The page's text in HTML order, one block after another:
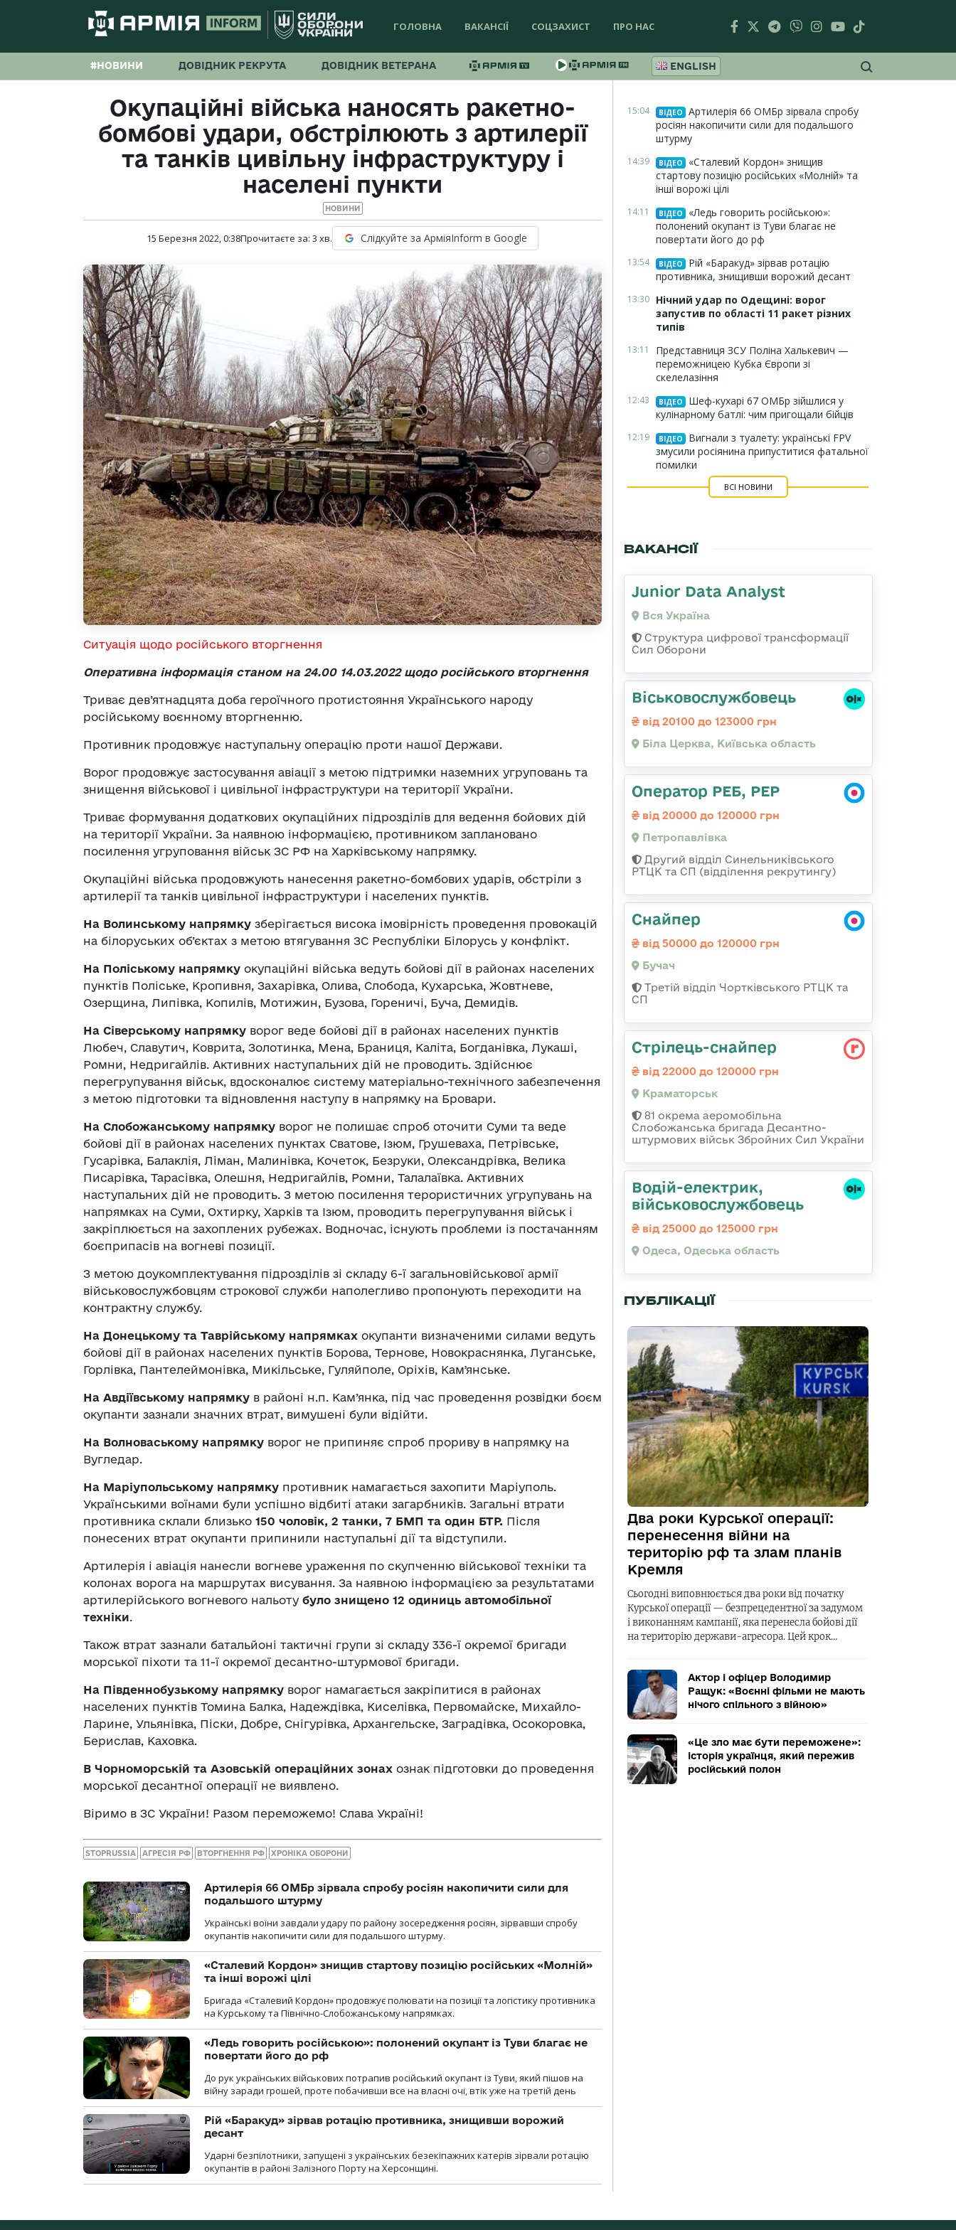
ГОЛОВНА ВАКАНСІЇ СОЦЗАХИСТ ПРО НАС
#НОВИНИ ДОВІДНИК РЕКРУТА ДОВІДНИК ВЕТЕРАНА ENGLISH
Окупаційні війська наносять ракетно-
бомбові удари, обстрілюють з артилерії
та танків цивільну інфраструктуру і
населені пункти
НОВИНИ
15 Березня 2022, 0:38Прочитаєте за: 3 хв. Слідкуйте за АрміяInform в Google
Ситуація щодо російського вторгнення
Оперативна інформація станом на 24.00 14.03.2022 щодо російського вторгнення
Триває дев’ятнадцята доба героїчного протистояння Українського народу
російському воєнному вторгненню.
Противник продовжує наступальну операцію проти нашої Держави.
Ворог продовжує застосування авіації з метою підтримки наземних угруповань та
знищення військової і цивільної інфраструктури на території України.
Триває формування додаткових окупаційних підрозділів для ведення бойових дій
на території України. За наявною інформацією, противником заплановано
посилення угруповання військ ЗС РФ на Харківському напрямку.
Окупаційні війська продовжують нанесення ракетно-бомбових ударів, обстріли з
артилерії та танків цивільної інфраструктури і населених пунктів.
На Волинському напрямку зберігається висока імовірність проведення провокацій
на білоруських об’єктах з метою втягування ЗС Республіки Білорусь у конфлікт.
На Поліському напрямку окупаційні війська ведуть бойові дії в районах населених
пунктів Поліське, Кропивня, Захарівка, Олива, Слобода, Кухарська, Жовтневе,
Озерщина, Липівка, Копилів, Мотижин, Бузова, Гореничі, Буча, Демидів.
На Сіверському напрямку ворог веде бойові дії в районах населених пунктів
Любеч, Славутич, Коврита, Золотинка, Мена, Браниця, Каліта, Богданівка, Лукаші,
Ромни, Недригайлів. Активних наступальних дій не проводить. Здійснює
перегрупування військ, вдосконалює систему матеріально-технічного забезпечення
з метою підготовки та відновлення наступу в напрямку на Бровари.
На Слобожанському напрямку ворог не полишає спроб оточити Суми та веде
бойові дії в районах населених пунктах Сватове, Ізюм, Грушеваха, Петрівське,
Гусарівка, Балаклія, Ліман, Малинівка, Кочеток, Безруки, Олександрівка, Велика
Писарівка, Тарасівка, Олешня, Недригайлів, Ромни, Талалаївка. Активних
наступальних дій не проводить. З метою посилення терористичних угрупувань на
напрямках на Суми, Охтирку, Харків та Ізюм, проводить перегрупування військ і
закріплюється на захоплених рубежах. Водночас, існують проблеми із постачанням
боєприпасів на вогневі позиції.
З метою доукомплектування підрозділів зі складу 6-ї загальновійськової армії
військовослужбовцям строкової служби наполегливо пропонують переходити на
контрактну службу.
На Донецькому та Таврійському напрямках окупанти визначеними силами ведуть
бойові дії в районах населених пунктів Борова, Тернове, Новокраснянка, Луганське,
Горлівка, Пантелеймонівка, Микільське, Гуляйполе, Оріхів, Камʼянське.
На Авдіївському напрямку в районі н.п. Кам’янка, під час проведення розвідки боєм
окупанти зазнали значних втрат, вимушені були відійти.
На Волноваському напрямку ворог не припиняє спроб прориву в напрямку на
Вугледар.
На Маріупольському напрямку противник намагається захопити Маріуполь.
Українськими воїнами були успішно відбиті атаки загарбників. Загальні втрати
противника склали близько 150 чоловік, 2 танки, 7 БМП та один БТР. Після
понесених втрат окупанти припинили наступальні дії та відступили.
Артилерія і авіація нанесли вогневе ураження по скупченню військової техніки та
колонах ворога на маршрутах висування. За наявною інформацією за результатами
артилерійського вогневого нальоту було знищено 12 одиниць автомобільної
техніки.
Також втрат зазнали батальйоні тактичні групи зі складу 336-ї окремої бригади
морської піхоти та 11-ї окремої десантно-штурмової бригади.
На Південнобузькому напрямку ворог намагається закріпитися в районах
населених пунктів Томина Балка, Надеждівка, Киселівка, Первомайске, Михайло-
Ларине, Ульянівка, Піски, Добре, Снігурівка, Архангельске, Заградівка, Осокоровка,
Берислав, Каховка.
В Чорноморській та Азовській операційних зонах ознак підготовки до проведення
морської десантної операції не виявлено.
Віримо в ЗС України! Разом переможемо! Слава Україні!
STOPRUSSIA АГРЕСІЯ РФ ВТОРГНЕННЯ РФ ХРОНІКА ОБОРОНИ
Артилерія 66 ОМБр зірвала спробу росіян накопичити сили для
подальшого штурму
Українські воїни завдали удару по району зосередження росіян, зірвавши спробу
окупантів накопичити сили для подальшого штурму.
«Сталевий Кордон» знищив стартову позицію російських «Молній»
та інші ворожі цілі
Бригада «Сталевий Кордон» продовжує полювати на позиції та логістику противника
на Курському та Північно-Слобожанському напрямках.
«Ледь говорить російською»: полонений окупант із Туви благає не
повертати його до рф
До рук українських військових потрапив російський окупант із Туви, який пішов на
війну заради грошей, проте побачивши все на власні очі, втік уже на третій день
Рій «Баракуд» зірвав ротацію противника, знищивши ворожий
десант
Ударні безпілотники, запущені з українських безекіпажних катерів зірвали ротацію
окупантів в районі Залізного Порту на Херсонщині.
15:04 ВІДЕО
Артилерія 66 ОМБр зірвала спробу
росіян накопичити сили для подальшого
штурму
14:39 ВІДЕО
«Сталевий Кордон» знищив
стартову позицію російських «Молній» та
інші ворожі цілі
14:11 ВІДЕО
«Ледь говорить російською»:
полонений окупант із Туви благає не
повертати його до рф
13:54 ВІДЕО
Рій «Баракуд» зірвав ротацію
противника, знищивши ворожий десант
13:30 Нічний удар по Одещині: ворог
запустив по області 11 ракет різних
типів
13:11
Представниця ЗСУ Поліна Халькевич —
переможницею Кубка Європи зі
скелелазіння
12:43 ВІДЕО
Шеф-кухарі 67 ОМБр зійшлися у
кулінарному батлі: чим пригощали бійців
12:19 ВІДЕО
Вигнали з туалету: українські FPV
змусили росіянина припуститися фатальної
помилки
ВСІ НОВИНИ
ВАКАНСІЇ
Junior Data Analyst
Вся Україна
Структура цифрової трансформації
Сил Оборони
Віськовослужбовець
від 20100 до 123000 грн
Біла Церква, Київська область
Оператор РЕБ, РЕР
від 20000 до 120000 грн
Петропавлівка
Другий відділ Синельниківського
РТЦК та СП (відділення рекрутингу)
Снайпер
від 50000 до 120000 грн
Бучач
Третій відділ Чортківського РТЦК та
СП
Стрілець-снайпер
від 22000 до 120000 грн
Краматорськ
81 окрема аеромобільна
Слобожанська бригада Десантно-
штурмових військ Збройних Сил України
Водій-електрик,
військовослужбовець
від 25000 до 125000 грн
Одеса, Одеська область
ПУБЛІКАЦІЇ
Два роки Курської операції:
перенесення війни на
територію рф та злам планів
Кремля
Сьогодні виповнюється два роки від початку
Курської операції — безпрецедентної за задумом
і виконанням кампанії, яка перенесла бойові дії
на територію держави-агресора. Цей крок…
Актор і офіцер Володимир
Ращук: «Воєнні фільми не мають
нічого спільного з війною»
«Це зло має бути переможене»:
історія українця, який пережив
російський полон